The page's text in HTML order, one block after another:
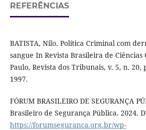
REFERÊNCIAS
BATISTA, Nilo. Política Criminal com
sangue In Revista Brasileira de Ciências
Paulo, Revista dos Tribunais, v. 5, n. 20,
1997.
FÓRUM BRASILEIRO DE SEGURANÇA
Brasileiro de Segurança Pública. 2024.
https://forumseguranca.org.br/wp-